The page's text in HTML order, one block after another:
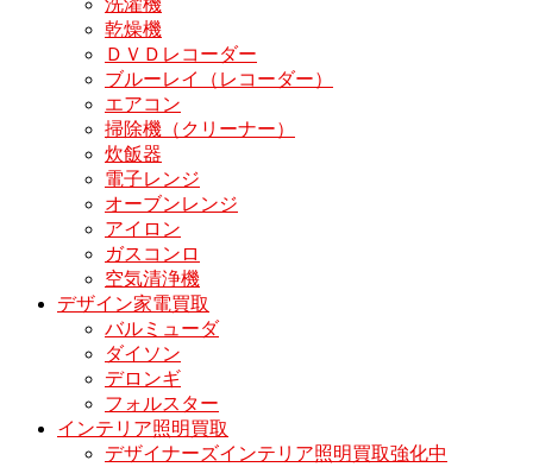
洗濯機
乾燥機
ＤＶＤレコーダー
ブルーレイ（レコーダー）
エアコン
掃除機（クリーナー）
炊飯器
電子レンジ
オーブンレンジ
アイロン
ガスコンロ
空気清浄機
デザイン家電買取
バルミューダ
ダイソン
デロンギ
フォルスター
インテリア照明買取
デザイナーズインテリア照明買取強化中